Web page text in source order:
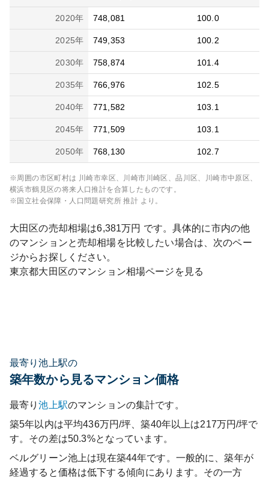
2020年 748,081 100.0
2025年 749,353 100.2
2030年 758,874 101.4
2035年 766,976 102.5
2040年 771,582 103.1
2045年 771,509 103.1
2050年 768,130 102.7
※周囲の市区町村は 川崎市幸区、川崎市川崎区、品川区、川崎市中原区、
横浜市鶴見区の将来人口推計を合算したものです。
※国立社会保障・人口問題研究所 推計 より。
大田区の売却相場は6,381万円 です。具体的に市内の他
のマンションと売却相場を比較したい場合は、次のペー
ジからお探しください。
東京都大田区のマンション相場ページを見る
最寄り池上駅の
築年数から見るマンション価格
最寄り池上駅のマンションの集計です。
築5年以内は平均436万円/坪、築40年以上は217万円/坪で
す。その差は50.3%となっています。
ベルグリーン池上は現在築44年です。一般的に、築年が
経過すると価格は低下する傾向にあります。その一方